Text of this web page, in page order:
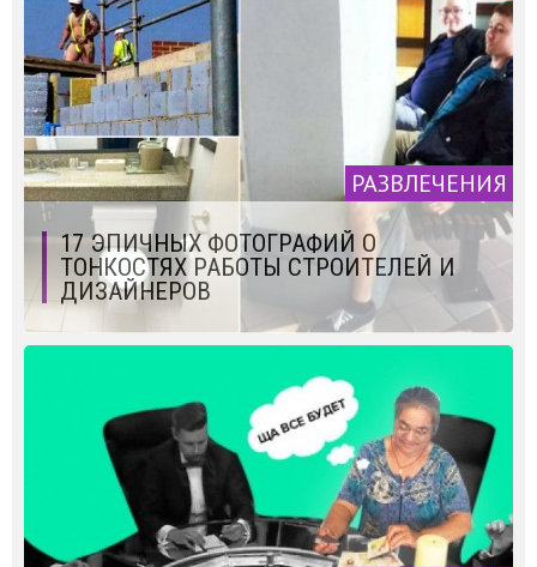
РАЗВЛЕЧЕНИЯ
17 ЭПИЧНЫХ ФОТОГРАФИЙ О
ТОНКОСТЯХ РАБОТЫ СТРОИТЕЛЕЙ И
ДИЗАЙНЕРОВ